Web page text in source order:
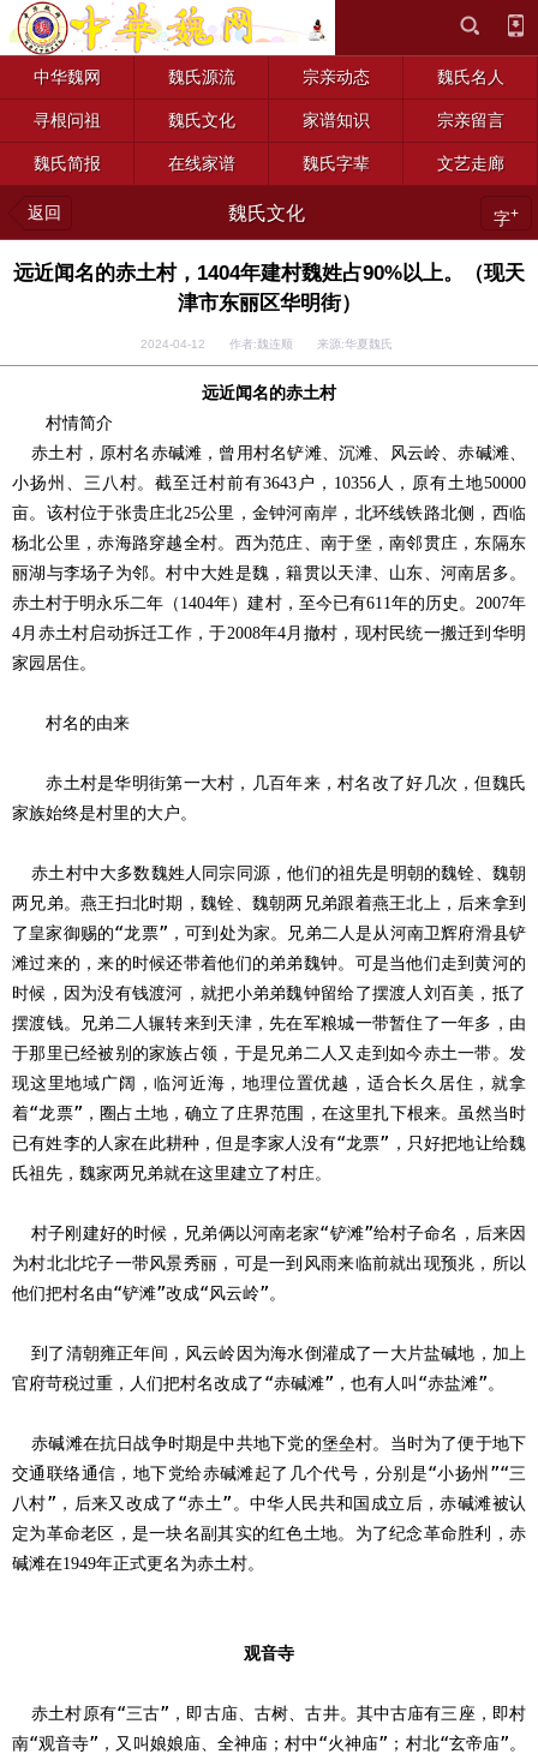
中华魏网 魏氏源流 宗亲动态 魏氏名人
寻根问祖 魏氏文化 家谱知识 宗亲留言
魏氏简报 在线家谱 魏氏字辈 文艺走廊
返回 魏氏文化 字+
远近闻名的赤土村，1404年建村魏姓占90%以上。（现天
津市东丽区华明街）
2024-04-12 作者:魏连顺 来源:华夏魏氏
远近闻名的赤土村
村情简介
赤土村，原村名赤碱滩，曾用村名铲滩、沉滩、风云岭、赤碱滩、
小扬州、三八村。截至迁村前有3643户， 10356人，原有土地50000
亩。该村位于张贵庄北25公里，金钟河南岸，北环线铁路北侧，西临
杨北公里，赤海路穿越全村。西为范庄、南于堡，南邻贯庄，东隔东
丽湖与李场子为邻。村中大姓是魏，籍贯以天津、山东、河南居多。
赤土村于明永乐二年（ 1404年）建村，至今已有611年的历史。 2007年
4 月赤土村启动拆迁工作，于2008年4 月撤村，现村民统一搬迁到华明
家园居住。
村名的由来
赤土村是华明街第一大村，几百年来，村名改了好几次，但魏氏
家族始终是村里的大户。
赤土村中大多数魏姓人同宗同源，他们的祖先是明朝的魏铨、魏朝
两兄弟。燕王扫北时期，魏铨、魏朝两兄弟跟着燕王北上，后来拿到
了皇家御赐的“龙票”，可到处为家。兄弟二人是从河南卫辉府滑县铲
滩过来的，来的时候还带着他们的弟弟魏钟。可是当他们走到黄河的
时候，因为没有钱渡河，就把小弟弟魏钟留给了摆渡人刘百美，抵了
摆渡钱。兄弟二人辗转来到天津，先在军粮城一带暂住了一年多，由
于那里已经被别的家族占领，于是兄弟二人又走到如今赤土一带。发
现这里地域广阔，临河近海，地理位置优越，适合长久居住，就拿
着“龙票”，圈占土地，确立了庄界范围，在这里扎下根来。虽然当时
已有姓李的人家在此耕种，但是李家人没有“龙票”，只好把地让给魏
氏祖先，魏家两兄弟就在这里建立了村庄。
村子刚建好的时候，兄弟俩以河南老家“铲滩”给村子命名，后来因
为村北北坨子一带风景秀丽，可是一到风雨来临前就出现预兆，所以
他们把村名由“铲滩”改成“风云岭”。
到了清朝雍正年间，风云岭因为海水倒灌成了一大片盐碱地，加上
官府苛税过重，人们把村名改成了“赤碱滩”，也有人叫“赤盐滩”。
赤碱滩在抗日战争时期是中共地下党的堡垒村。当时为了便于地下
交通联络通信，地下党给赤碱滩起了几个代号，分别是“小扬州”“三
八村”，后来又改成了“赤土”。中华人民共和国成立后，赤碱滩被认
定为革命老区，是一块名副其实的红色土地。为了纪念革命胜利，赤
碱滩在1949年正式更名为赤土村。
观音寺
赤土村原有“三古”，即古庙、古树、古井。其中古庙有三座，即村
南“观音寺”，又叫娘娘庙、全神庙；村中“火神庙”；村北“玄帝庙”。